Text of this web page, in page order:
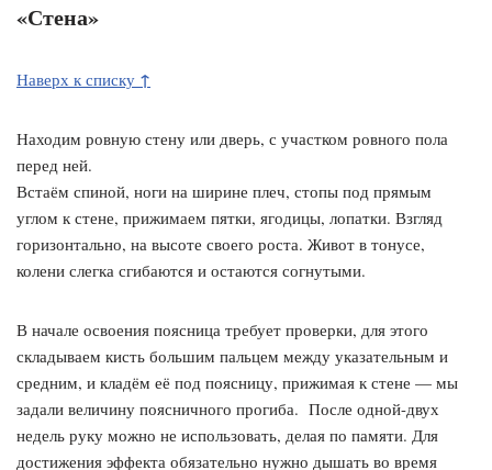
«Стена»
Наверх к списку ↑
Находим ровную стену или дверь, с участком ровного пола
перед ней.
Встаём спиной, ноги на ширине плеч, стопы под прямым
углом к стене, прижимаем пятки, ягодицы, лопатки. Взгляд
горизонтально, на высоте своего роста. Живот в тонусе,
колени слегка сгибаются и остаются согнутыми.
В начале освоения поясница требует проверки, для этого
складываем кисть большим пальцем между указательным и
средним, и кладём её под поясницу, прижимая к стене — мы
задали величину поясничного прогиба. После одной-двух
недель руку можно не использовать, делая по памяти. Для
достижения эффекта обязательно нужно дышать во время